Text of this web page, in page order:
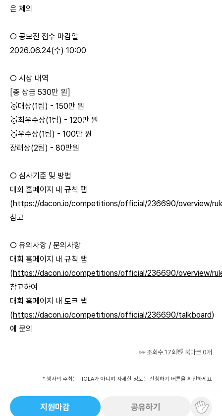
은 제외
○ 공모전 접수 마감일
2026.06.24(수) 10:00
○ 시상 내역
[총 상금 530만 원]
🥇대상(1팀) - 150만 원
🥈최우수상(1팀) - 120만 원
🥉우수상(1팀) - 100만 원
장려상(2팀) - 80만원
○ 심사기준 및 방법
대회 홈페이지 내 규칙 탭
(https://dacon.io/competitions/official/236690/overview/
참고
○ 유의사항 / 문의사항
대회 홈페이지 내 규칙 탭
(https://dacon.io/competitions/official/236690/overview/
참고하여
대회 홈페이지 내 토크 탭
(https://dacon.io/competitions/official/236690/talkboard)
에 문의
👀 조회수 17회 👋 북마크 0개
* 행사의 주최는 HOLA가 아니며 자세한 정보는 신청하기 버튼을 확인하세요
지원마감 공유하기